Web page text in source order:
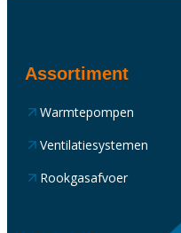
Assortiment
Warmtepompen
Ventilatiesystemen
Rookgasafvoer